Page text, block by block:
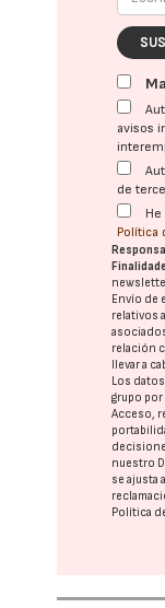
avisos
de
Política
Envío de
relativos
relación
llevar a
Los
grupo
Acceso,
nuestro
se ajusta
Política